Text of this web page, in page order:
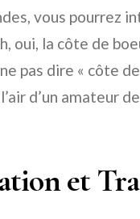
vous pourrez
oui, la côte de
pas dire « côte
d’un amateur
et